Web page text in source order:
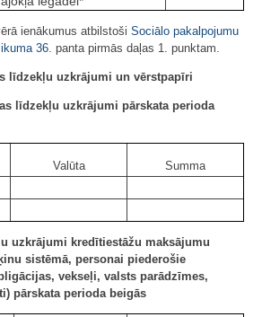
ienākumus atbilstoši Sociālo pakalpojumu
36. panta pirmās daļas 1. punktam.
līdzekļu uzkrājumi un vērstpapīri
līdzekļu uzkrājumi pārskata perioda
Valūta Summa
uzkrājumi kredītiestāžu maksājumu
sistēmā, personai piederošie
vekseļi, valsts parādzīmes,
pārskata perioda beigās